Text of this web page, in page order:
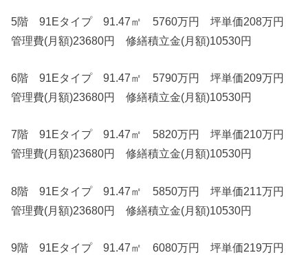
5階 91Eタイプ 91.47㎡ 5760万円 坪単価208万円
管理費(月額)23680円 修繕積立金(月額)10530円
6階 91Eタイプ 91.47㎡ 5790万円 坪単価209万円
管理費(月額)23680円 修繕積立金(月額)10530円
7階 91Eタイプ 91.47㎡ 5820万円 坪単価210万円
管理費(月額)23680円 修繕積立金(月額)10530円
8階 91Eタイプ 91.47㎡ 5850万円 坪単価211万円
管理費(月額)23680円 修繕積立金(月額)10530円
9階 91Eタイプ 91.47㎡ 6080万円 坪単価219万円